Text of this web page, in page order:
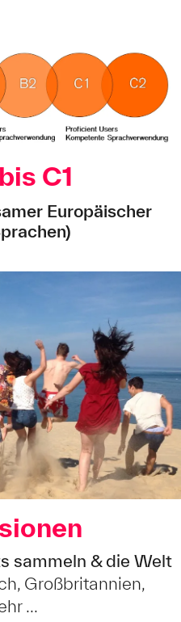
C1
Europäischer
sammeln & die Welt
Großbritannien,
...